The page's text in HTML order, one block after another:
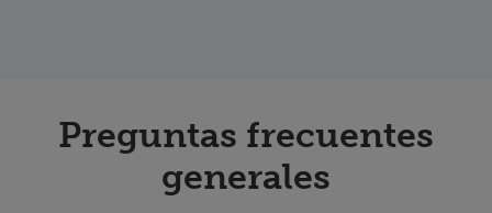
Preguntas frecuentes
generales